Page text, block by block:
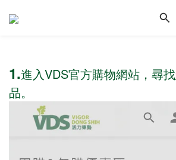
1.進入VDS官方購物網站，尋
品。